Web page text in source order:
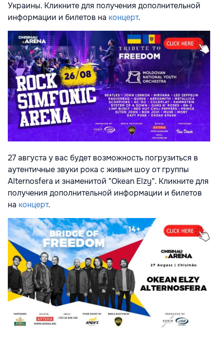
Украины. Кликните для получения дополнительной
информации и билетов на концерт.
27 августа у вас будет возможность погрузиться в
аутентичные звуки рока с живым шоу от группы
Alternosfera и знаменитой "Okean Elzy". Кликните для
получения дополнительной информации и билетов
на концерт.